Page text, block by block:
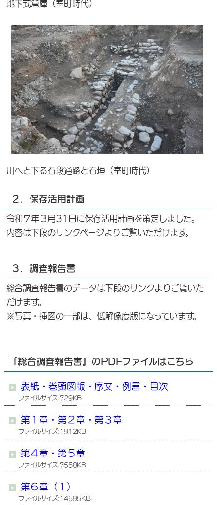
地下式倉庫（室町時代）
川へと下る石段通路と石垣（室町時代）
２．保存活用計画
令和７年３月31日に保存活用計画を策定しました。
内容は下段のリンクページよりご覧いただけます。
３．調査報告書
総合調査報告書のデータは下段のリンクよりご覧いた
だけます。
※写真・挿図の一部は、低解像度版になっています。
『総合調査報告書』のPDFファイルはこちら
表紙・巻頭図版・序文・例言・目次
ファイルサイズ:729KB
第１章・第２章・第３章
ファイルサイズ:1912KB
第４章・第５章
ファイルサイズ:7558KB
第６章（１）
ファイルサイズ:14595KB